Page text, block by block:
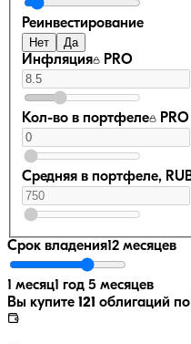
Реинвестирование
Нет Да
Инфляция PRO
Кол-во в портфеле PRO
Средняя в портфеле,
Срок владения12 месяцев
1 месяц1 год 5 месяцев
Вы купите 121 облигаций по